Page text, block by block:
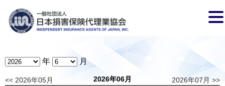
年 月
<< 2026年05月 2026年07月 >>
2026年06月